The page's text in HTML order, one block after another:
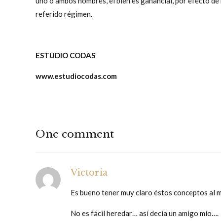
referido régimen.
ESTUDIO CODAS
www.estudiocodas.com
One comment
Victoria
Es bueno tener muy claro éstos conceptos al
No es fácil heredar… así decía un amigo mío….